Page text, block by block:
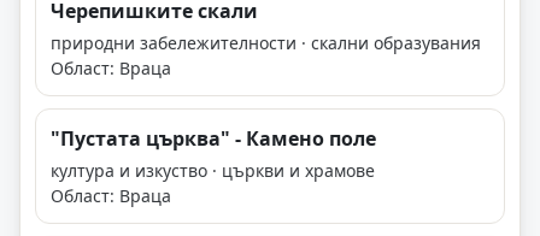
Черепишките скали
природни забележителности · скални образувания
Област: Враца
"Пустата църква" - Камено поле
култура и изкуство · църкви и храмове
Област: Враца